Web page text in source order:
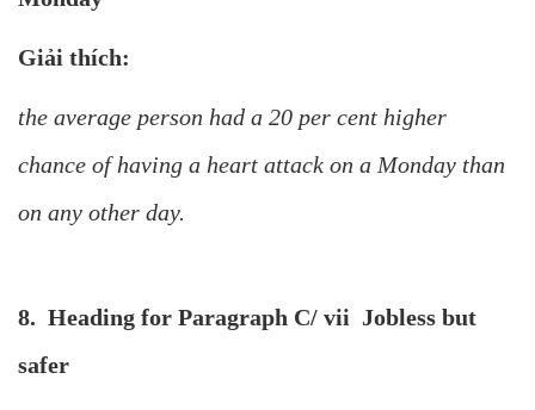
Giải thích:
the average person had a 20 per cent higher
chance of having a heart attack on a Monday than
on any other day.
8. Heading for Paragraph C/ vii Jobless but
safer